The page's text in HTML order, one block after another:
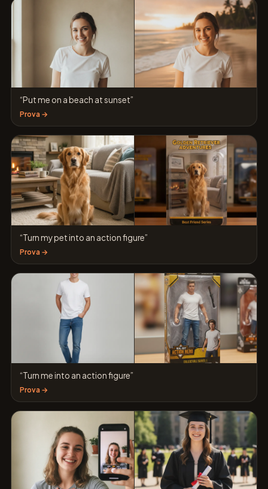
“Put me on a beach at sunset”
Prova →
“Turn my pet into an action figure”
Prova →
“Turn me into an action figure”
Prova →